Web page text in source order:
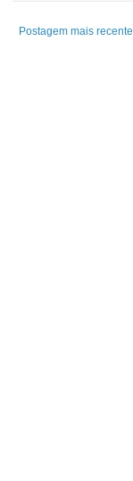
Postagem mais recente